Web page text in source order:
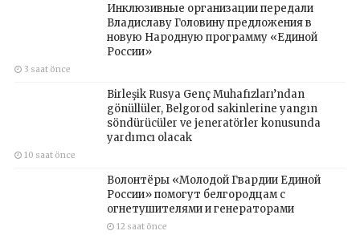
Инклюзивные организации передали
Владиславу Головину предложения в
новую Народную программу «Единой
России»
3 saat önce
Birleşik Rusya Genç Muhafızları’ndan
gönüllüler, Belgorod sakinlerine yangın
söndürücüler ve jeneratörler konusunda
yardımcı olacak
10 saat önce
Волонтёры «Молодой Гвардии Единой
России» помогут белгородцам с
огнетушителями и генераторами
12 saat önce